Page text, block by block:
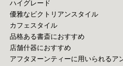
ハイグレード
優雅なビクトリアンスタイル
カフェスタイル
品格ある書斎におすすめ
店舗什器におすすめ
アフタヌーンティーに用いられるア